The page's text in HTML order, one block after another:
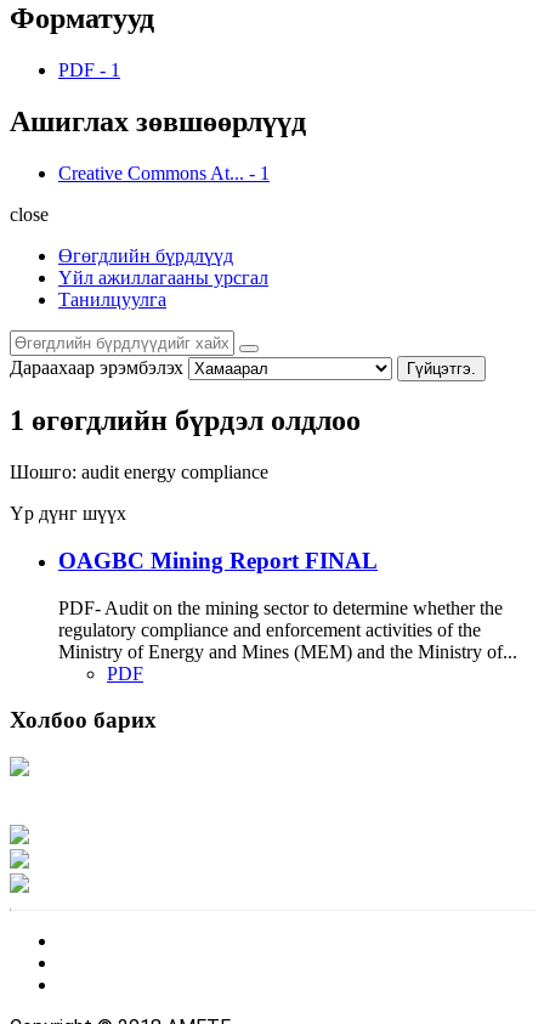
Форматууд
PDF - 1
Ашиглах зөвшөөрлүүд
Creative Commons At... - 1
close
Өгөгдлийн бүрдлүүд
Үйл ажиллагааны урсгал
Танилцуулга
Дараахаар эрэмбэлэх Гүйцэтгэ.
1 өгөгдлийн бүрдэл олдлоо
Шошго: audit energy compliance
Үр дүнг шүүх
OAGBC Mining Report FINAL
PDF- Audit on the mining sector to determine whether the
regulatory compliance and enforcement activities of the
Ministry of Energy and Mines (MEM) and the Ministry of...
PDF
Холбоо барих